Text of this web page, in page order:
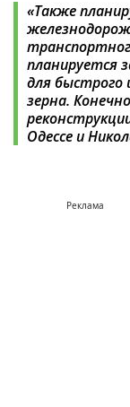
«Также
планируется
для быстрого
зерна.
Одессе и
Реклама